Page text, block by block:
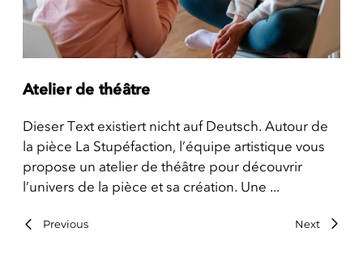
Atelier de théâtre
Dieser Text existiert nicht auf Deutsch. Autour de
la pièce La Stupéfaction, l’équipe artistique vous
propose un atelier de théâtre pour découvrir
l’univers de la pièce et sa création. Une ...
Previous Next